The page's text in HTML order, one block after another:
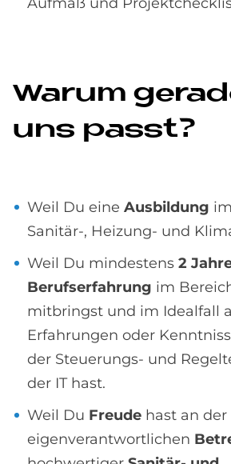
Wa­rum
uns passt?
Weil Du eine Ausbildung
Sanitär-, Heizung- und
Weil Du mindestens 2
Berufserfahrung im
mitbringst und im Idealfall
Erfahrungen oder
der Steuerungs- und
der IT hast.
Weil Du Freude hast an der
eigenverantwortlichen